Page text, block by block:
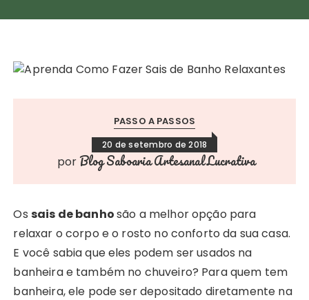
PASSO A PASSOS
20 de setembro de 2018
por Blog Saboaria Artesanal Lucrativa
Os sais de banhosão a melhor opção para
relaxar o corpo e o rosto no conforto da sua casa.
E você sabia que eles podem ser usados na
banheira e também no chuveiro? Para quem tem
banheira, ele pode ser depositado diretamente na